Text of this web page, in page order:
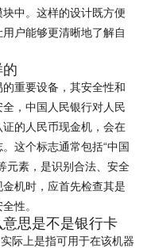
中。这样的设计既方便
户能够更清晰地了解自
重要设备，其安全性和
，中国人民银行对人民
的人民币现金机，会在
这个标志通常包括“中国
元素，是识别合法、安全
机时，应首先检查其是
性。
思是不是银行卡
际上是指可用于在该机器